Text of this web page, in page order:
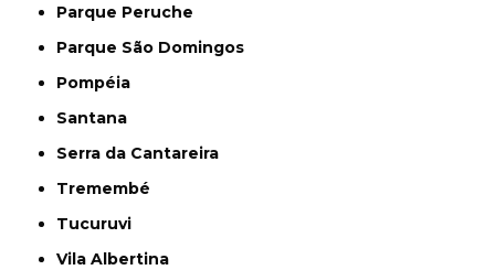
Parque Peruche
Parque São Domingos
Pompéia
Santana
Serra da Cantareira
Tremembé
Tucuruvi
Vila Albertina